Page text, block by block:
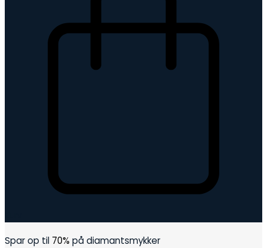
Spar op til 70% på diamantsmykker